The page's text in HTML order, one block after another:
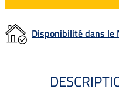
Disponibilité dans le